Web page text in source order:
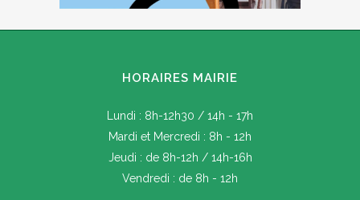
HORAIRES MAIRIE
Lundi : 8h-12h30 / 14h - 17h
Mardi et Mercredi : 8h - 12h
Jeudi : de 8h-12h / 14h-16h
Vendredi : de 8h - 12h